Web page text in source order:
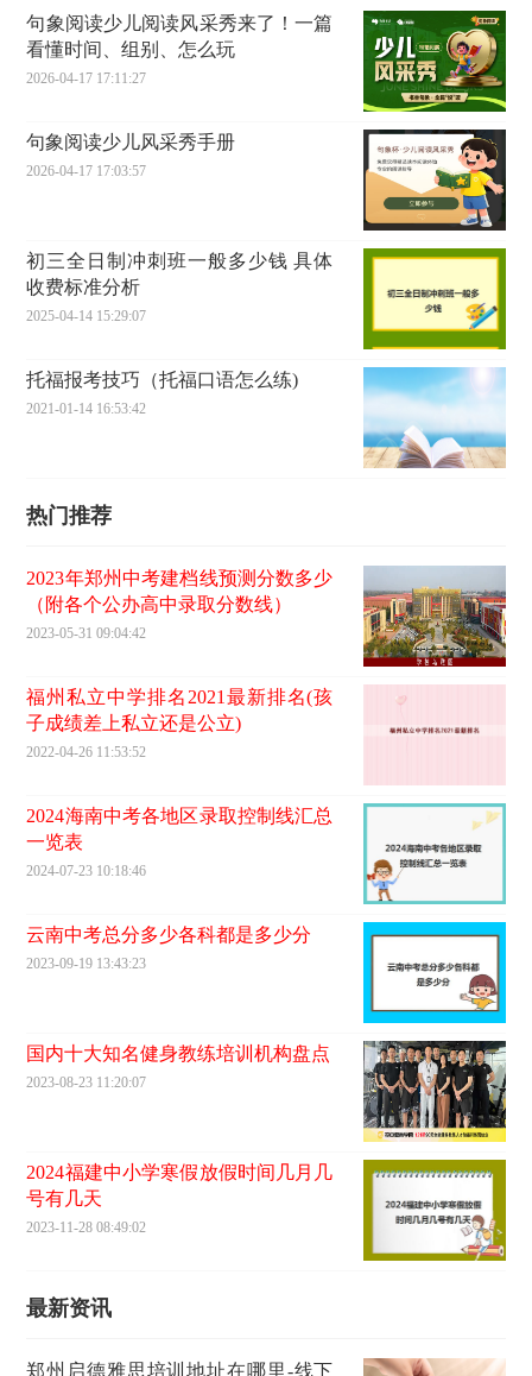
句象阅读少儿阅读风采秀来了！一篇
看懂时间、组别、怎么玩
2026-04-17 17:11:27
句象阅读少儿风采秀手册
2026-04-17 17:03:57
初三全日制冲刺班一般多少钱 具体
收费标准分析
2025-04-14 15:29:07
托福报考技巧（托福口语怎么练)
2021-01-14 16:53:42
热门推荐
2023年郑州中考建档线预测分数多少
（附各个公办高中录取分数线）
2023-05-31 09:04:42
福州私立中学排名2021最新排名(孩
子成绩差上私立还是公立)
2022-04-26 11:53:52
2024海南中考各地区录取控制线汇总
一览表
2024-07-23 10:18:46
云南中考总分多少各科都是多少分
2023-09-19 13:43:23
国内十大知名健身教练培训机构盘点
2023-08-23 11:20:07
2024福建中小学寒假放假时间几月几
号有几天
2023-11-28 08:49:02
最新资讯
郑州启德雅思培训地址在哪里-线下